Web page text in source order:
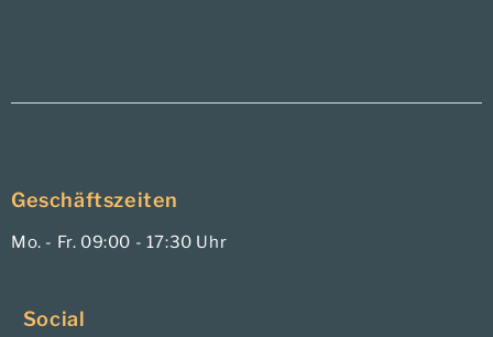
Geschäftszeiten
Mo. - Fr. 09:00 - 17:30 Uhr
Social